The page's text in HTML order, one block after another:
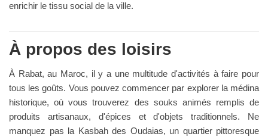
enrichir le tissu social de la ville.
À propos des loisirs
À Rabat, au Maroc, il y a une multitude d'activités à faire pour
tous les goûts. Vous pouvez commencer par explorer la médina
historique, où vous trouverez des souks animés remplis de
produits artisanaux, d'épices et d'objets traditionnels. Ne
manquez pas la Kasbah des Oudaias, un quartier pittoresque